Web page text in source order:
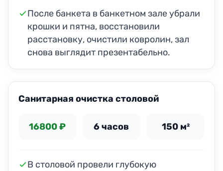
После банкета в банкетном зале убрали
крошки и пятна, восстановили
расстановку, очистили ковролин, зал
снова выглядит презентабельно.
Санитарная очистка столовой
16800 ₽ 6 часов 150 м²
В столовой провели глубокую